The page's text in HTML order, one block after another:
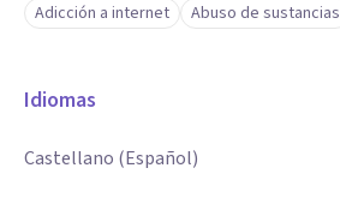
Adicción a internet Abuso de sustancias
Idiomas
Castellano (Español)